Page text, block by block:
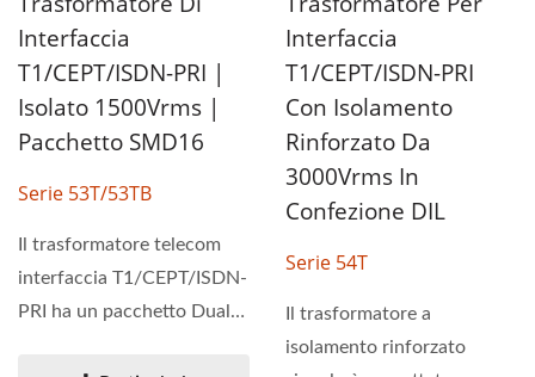
Interfaccia
T1/CEPT/ISDN-PRI |
Isolato 1500Vrms |
Pacchetto SMD16
Serie 53T/53TB
Il trasformatore telecom
interfaccia T1/CEPT/ISDN-
PRI ha un pacchetto Dual
Interfaccia
T1/CEPT/ISDN-PRI
Con Isolamento
Rinforzato Da
3000Vrms In
Confezione DIL
Serie 54T
Il trasformatore a
isolamento rinforzato